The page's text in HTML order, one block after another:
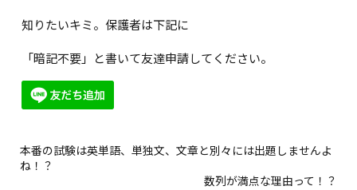
知りたいキミ。保護者は下記に
「暗記不要」と書いて友達申請してください。
本番の試験は英単語、単独文、文章と別々には出題しませんよ
ね！？
数列が満点な理由って！？